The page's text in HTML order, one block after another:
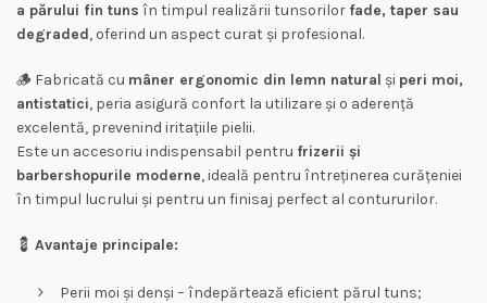
a părului fin tuns în timpul realizării tunsorilor fade, taper sau
degraded, oferind un aspect curat și profesional.
🪵 Fabricată cu mâner ergonomic din lemn natural și peri moi,
antistatici, peria asigură confort la utilizare și o aderență
excelentă, prevenind iritațiile pielii.
Este un accesoriu indispensabil pentru frizerii și
barbershopurile moderne, ideală pentru întreținerea curățeniei
în timpul lucrului și pentru un finisaj perfect al contururilor.
💈 Avantaje principale:
Perii moi și denși – îndepărtează eficient părul tuns;